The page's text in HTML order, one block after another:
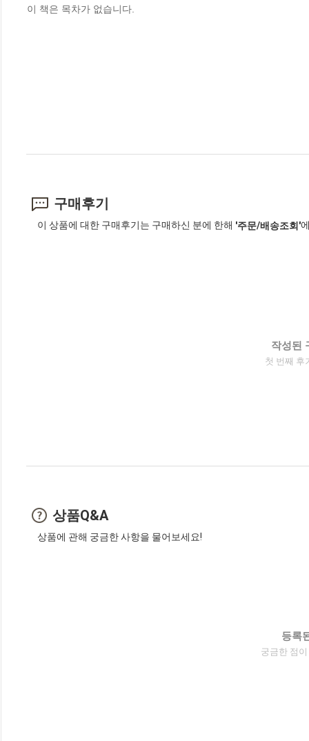
이 책은 목차가 없습니다.
구매후기
이 상품에 대한 구매후기는 구매하신 분에 한해 '주문/배송조회'
작성된
첫 번째 후
상품Q&A
상품에 관해 궁금한 사항을 물어보세요!
등록
궁금한 점